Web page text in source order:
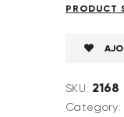
PRODUCT
SKU: 2168
Category: